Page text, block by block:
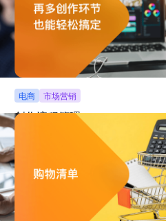
丝数量、查
电商 市场营销
创作流程管理
可跟踪查看所有创作项目的状态、形式
帮助多创作项目拥有者高效管理创作流程